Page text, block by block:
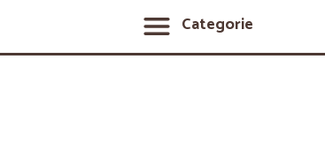
Categorie